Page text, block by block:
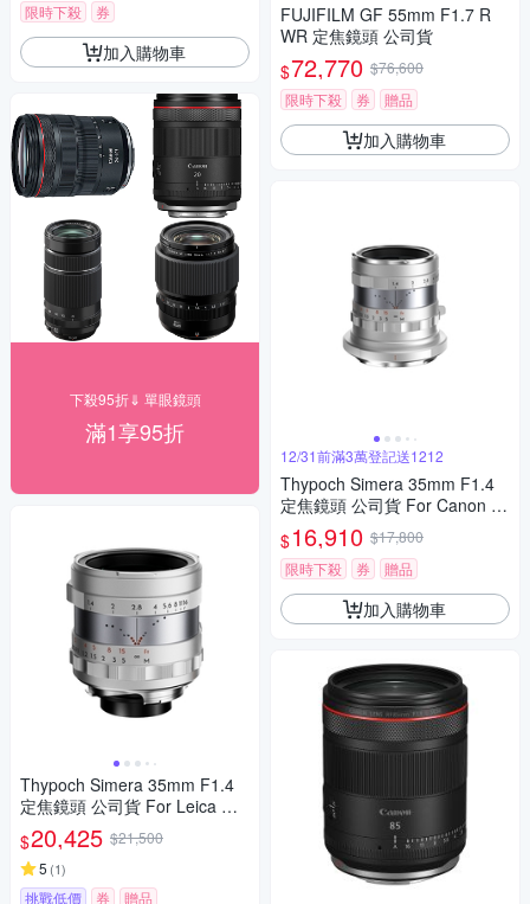
限時下殺
券
加入購物車
下殺95折⇓ 單眼鏡頭
滿1享95折
Thypoch Simera 35mm F1.4
定焦鏡頭 公司貨 For Leica M
接環
$20,425 $21,500
5 (1)
挑戰低價 券 贈品
FUJIFILM GF 55mm F1.7 R
WR 定焦鏡頭 公司貨
$72,770 $76,600
限時下殺
券 贈品
加入購物車
12/31前滿3萬登記送1212
Thypoch Simera 35mm F1.4
定焦鏡頭 公司貨 For Canon R
F 接環
$16,910 $17,800
限時下殺
券 贈品
加入購物車